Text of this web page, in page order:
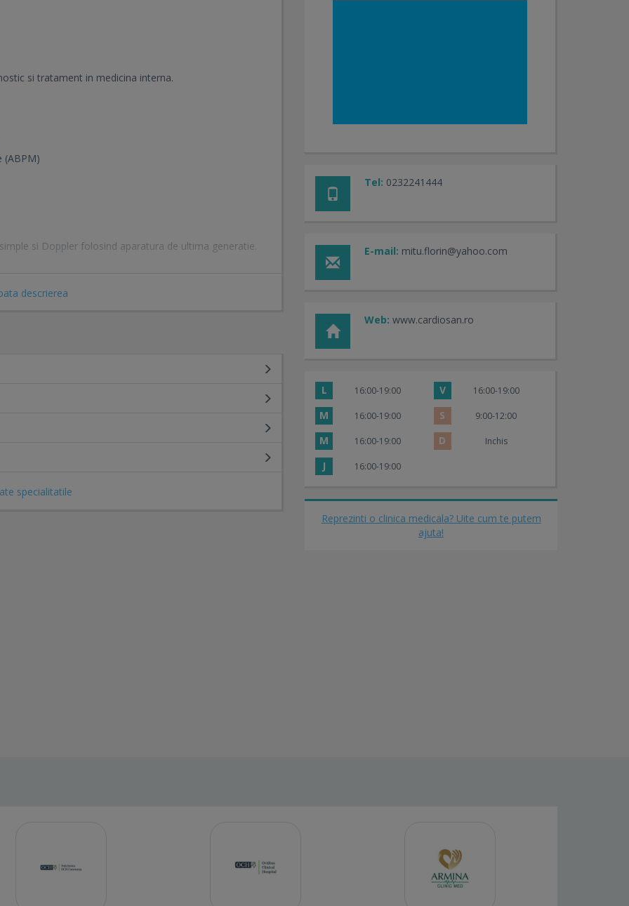
descrierea
si tratament in medicina interna.
(ABPM)
si Doppler folosind aparatura de ultima generatie.
(revascularizare prin by-pass)
atat in teritoriul arterial cat si in cel venos.
specialitatile
Tel: 0232241444
E-mail: mitu.florin@yahoo.com
Web: www.cardiosan.ro
L 16:00-19:00 V 16:00-19:00
M 16:00-19:00 S 9:00-12:00
M 16:00-19:00 D Inchis
J 16:00-19:00
Reprezinti o clinica medicala? Uite cum te putem
ajuta!